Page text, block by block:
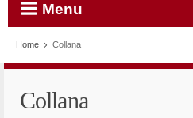
Menu
Vai al contenuto
Home Collana
Collana